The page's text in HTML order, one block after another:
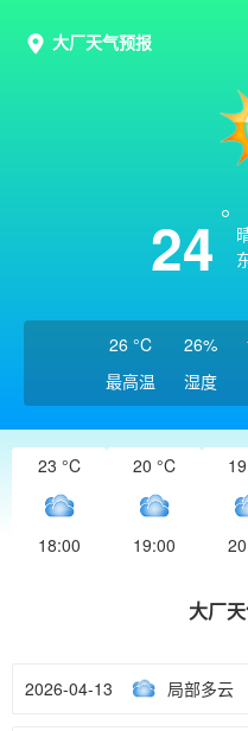
大厂天气预报
24
26 °C
最高温
26%
湿度
23 °C
18:00
20 °C
19:00
大厂
2026-04-13 局部多云